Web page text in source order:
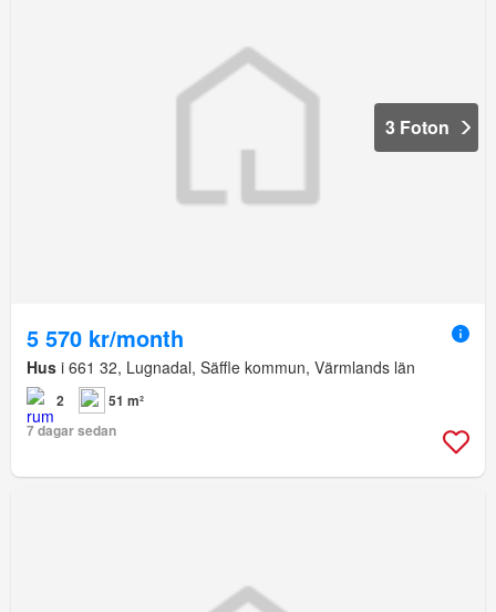
3 Foton
5 570 kr/month
Hus i 661 32, Lugnadal, Säffle kommun, Värmlands län
2
51 m²
7 dagar sedan